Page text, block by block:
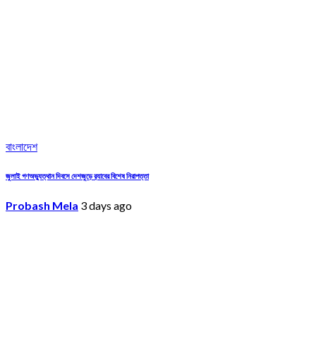
বাংলাদেশ
জুলাই গণঅভ্যুত্থান দিবসে দেশজুড়ে র‌্যাবের বিশেষ নিরাপত্তা
Probash Mela 3 days ago